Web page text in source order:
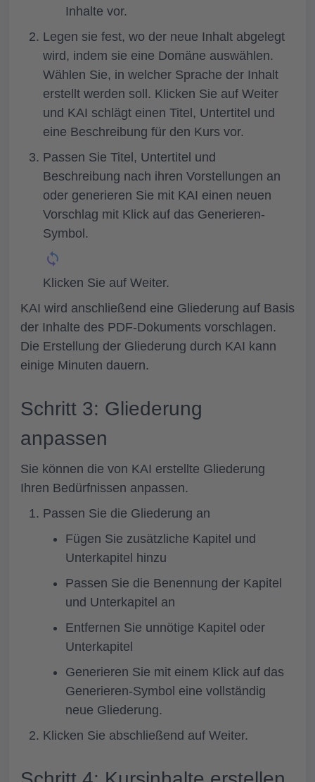
Inhalte vor.
Legen sie fest, wo der neue Inhalt abgelegt
wird, indem sie eine Domäne auswählen.
Wählen Sie, in welcher Sprache der Inhalt
erstellt werden soll. Klicken Sie auf Weiter
und KAI schlägt einen Titel, Untertitel und
eine Beschreibung für den Kurs vor.
Passen Sie Titel, Untertitel und
Beschreibung nach ihren Vorstellungen an
oder generieren Sie mit KAI einen neuen
Vorschlag mit Klick auf das Generieren-
Symbol.
Klicken Sie auf Weiter.
KAI wird anschließend eine Gliederung auf Basis
der Inhalte des PDF-Dokuments vorschlagen.
Die Erstellung der Gliederung durch KAI kann
einige Minuten dauern.
Schritt 3: Gliederung
anpassen
Sie können die von KAI erstellte Gliederung
Ihren Bedürfnissen anpassen.
Passen Sie die Gliederung an
Fügen Sie zusätzliche Kapitel und
Unterkapitel hinzu
Passen Sie die Benennung der Kapitel
und Unterkapitel an
Entfernen Sie unnötige Kapitel oder
Unterkapitel
Generieren Sie mit einem Klick auf das
Generieren-Symbol eine vollständig
neue Gliederung.
Klicken Sie abschließend auf Weiter.